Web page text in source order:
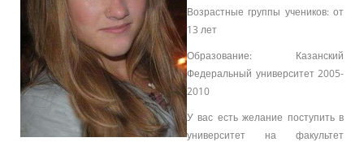
Возрастные группы учеников: от
13 лет
Образование: Казанский
Федеральный университет 2005-
2010
У вас есть желание поступить в
университет на факультет